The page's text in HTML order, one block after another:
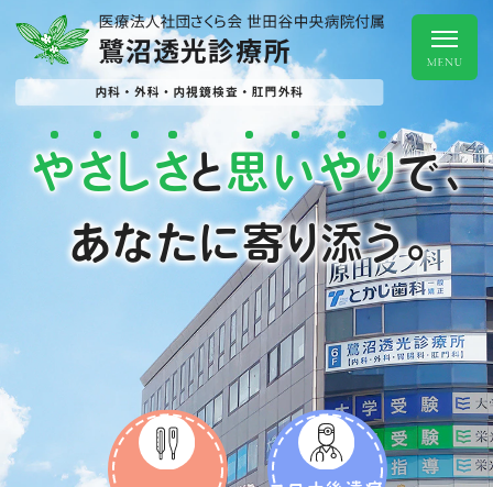
やさ しさと思いやりで、
あなたに寄り添う。